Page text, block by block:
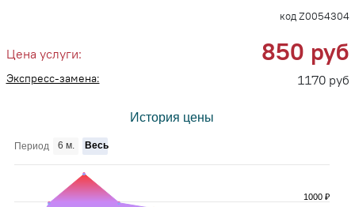
код Z0054304
Цена услуги: 850 руб
Экспресс-замена: 1170 руб
История цены
1000 ₽
Период 6 м. Весь